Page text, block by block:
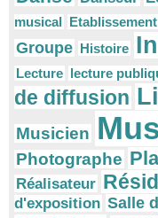
musical
Groupe Histoire
Lecture lecture
de diffusion
Musicien
Photographe
Réalisateur
d'exposition Salle